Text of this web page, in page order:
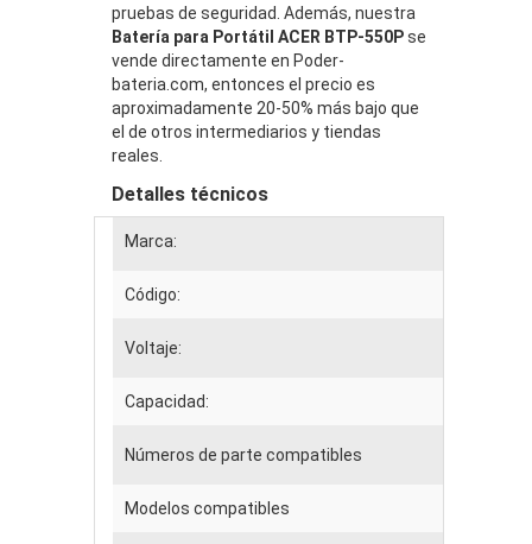
pruebas de seguridad. Además, nuestra
Batería para Portátil ACER BTP-550Pse
vende directamente en Poder-
bateria.com, entonces el precio es
aproximadamente 20-50% más bajo que
el de otros intermediarios y tiendas
reales.
Detalles técnicos
Marca:
Código:
Voltaje:
Capacidad:
Números de parte compatibles
Modelos compatibles